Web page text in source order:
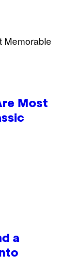
Most
a